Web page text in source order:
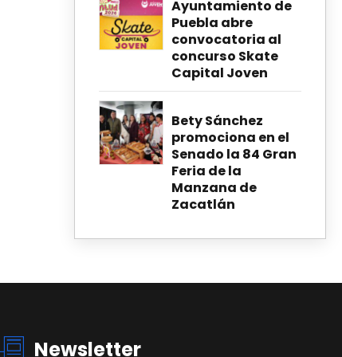
Ayuntamiento de
Puebla abre
convocatoria al
concurso Skate
Capital Joven
Bety Sánchez
promociona en el
Senado la 84 Gran
Feria de la
Manzana de
Zacatlán
Newsletter